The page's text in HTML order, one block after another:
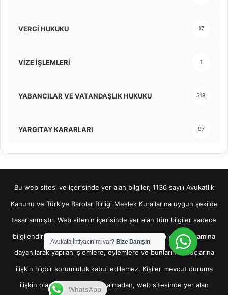
VERGİ HUKUKU 17
VİZE İŞLEMLERİ 1
YABANCILAR VE VATANDAŞLIK HUKUKU 518
YARGITAY KARARLARI 97
Bu web sitesi ve içerisinde yer alan bilgiler, 1136 sayılı Avukatlık
Kanunu ve Türkiye Barolar Birliği Meslek Kurallarına uygun şekilde
tasarlanmıştır. Web sitenin içerisinde yer alan tüm bilgiler sadece
bilgilendirme amaçlı olup, bu bilgilerin bir kısmına veya tamamına
dayanılarak yapılan işlemlere, eylemlere ve bunların sonuçlarına
ilişkin hiçbir sorumluluk kabul edilemez. Kişiler mevcut duruma
ilişkin olarak hukuki destek almadan, web sitesinde yer alan
Avukata İhtiyacın mı var? Bize Danışın
WhatsApp